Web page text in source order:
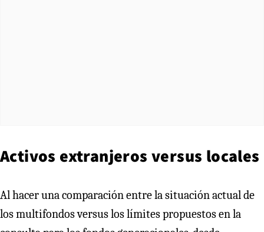
Activos extranjeros versus locales
Al hacer una comparación entre la situación actual de
los multifondos versus los límites propuestos en la